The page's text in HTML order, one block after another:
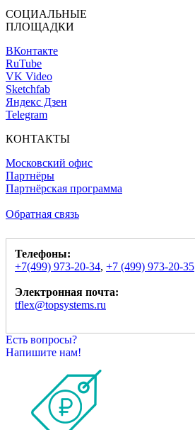
СОЦИАЛЬНЫЕ
ПЛОЩАДКИ
ВКонтакте
RuTube
VK Video
Sketchfab
Яндекс Дзен
Telegram
КОНТАКТЫ
Московский офис
Партнёры
Партнёрская программа
Обратная связь
Телефоны:
+7(499) 973-20-34, +7 (499) 973-20-35
Электронная почта:
tflex@topsystems.ru
Есть вопросы?
Напишите нам!